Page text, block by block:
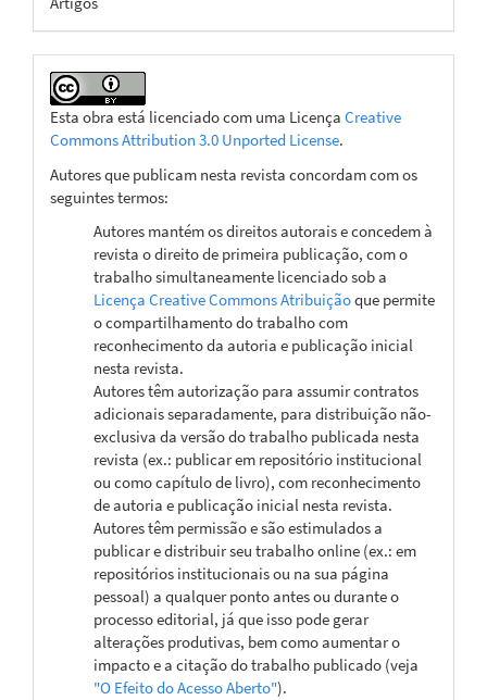
Esta obra está licenciado com uma Licença Creative
Commons Attribution 3.0 Unported License.
Autores que publicam nesta revista concordam com os
seguintes termos:
Autores mantém os direitos autorais e concedem à
revista o direito de primeira publicação, com o
trabalho simultaneamente licenciado sob a
Licença Creative Commons Atribuiçãoque permite
o compartilhamento do trabalho com
reconhecimento da autoria e publicação inicial
nesta revista.
Autores têm autorização para assumir contratos
adicionais separadamente, para distribuição não-
exclusiva da versão do trabalho publicada nesta
revista (ex.: publicar em repositório institucional
ou como capítulo de livro), com reconhecimento
de autoria e publicação inicial nesta revista.
Autores têm permissão e são estimulados a
publicar e distribuir seu trabalho online (ex.: em
repositórios institucionais ou na sua página
pessoal) a qualquer ponto antes ou durante o
processo editorial, já que isso pode gerar
alterações produtivas, bem como aumentar o
impacto e a citação do trabalho publicado (veja
"O Efeito do Acesso Aberto").